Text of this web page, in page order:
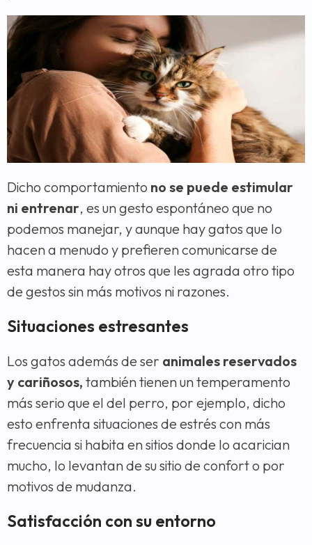
Dicho comportamiento no se puede estimular
ni entrenar, es un gesto espontáneo que no
podemos manejar, y aunque hay gatos que lo
hacen a menudo y prefieren comunicarse de
esta manera hay otros que les agrada otro tipo
de gestos sin más motivos ni razones.
Situaciones estresantes
Los gatos además de ser animales reservados
y cariñosos, también tienen un temperamento
más serio que el del perro, por ejemplo, dicho
esto enfrenta situaciones de estrés con más
frecuencia si habita en sitios donde lo acarician
mucho, lo levantan de su sitio de confort o por
motivos de mudanza.
Satisfacción con su entorno